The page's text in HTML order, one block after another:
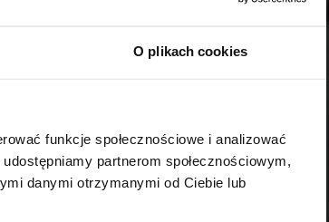
O plikach cookies
funkcje społecznościowe i analizować
partnerom społecznościowym,
danymi otrzymanymi od Ciebie lub